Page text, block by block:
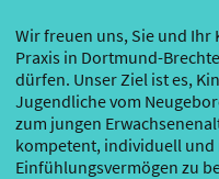
Wir freuen uns, Sie und Ihr
Praxis in Dortmund-
dürfen. Unser Ziel ist es,
Jugendliche vom
zum jungen
kompetent, individuell und
Einfühlungsvermögen zu